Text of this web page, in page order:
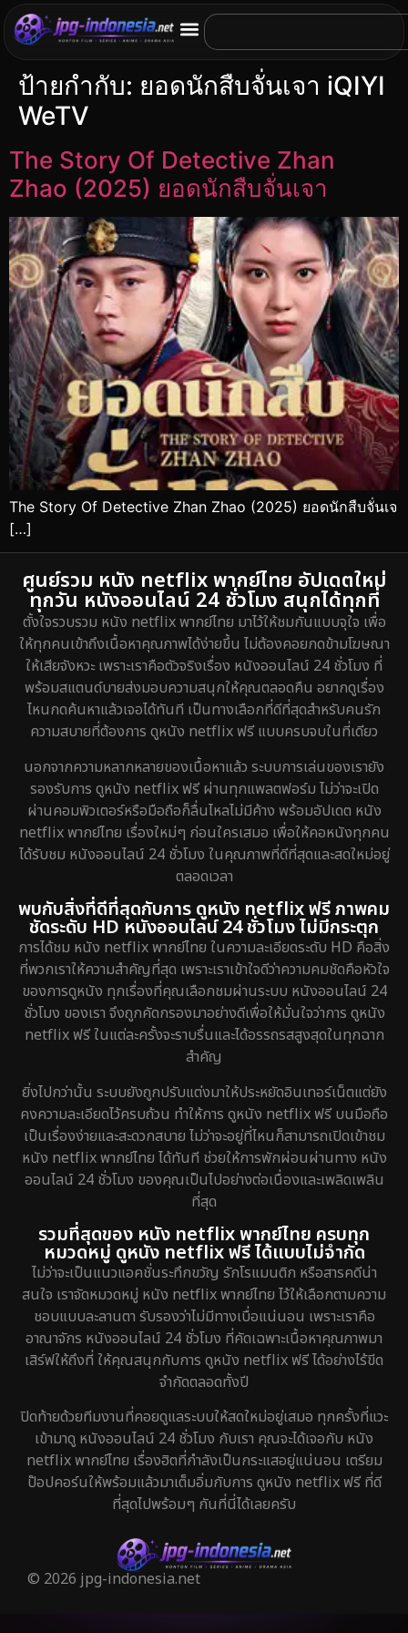
ป้ายกำกับ: ยอดนักสืบจั่นเจา iQIYI
WeTV
The Story Of Detective Zhan
Zhao (2025) ยอดนักสืบจั่นเจา
The Story Of Detective Zhan Zhao (2025) ยอดนักสืบจั่นเจ
[…]
ศูนย์รวม หนัง netflix พากย์ไทย อัปเดตใหม่
ทุกวัน หนังออนไลน์ 24 ชั่วโมง สนุกได้ทุกที่
ตั้งใจรวบรวม หนัง netflix พากย์ไทย มาไว้ให้ชมกันแบบจุใจ เพื่อ
ให้ทุกคนเข้าถึงเนื้อหาคุณภาพได้ง่ายขึ้น ไม่ต้องคอยกดข้ามโฆษณา
ให้เสียจังหวะ เพราะเราคือตัวจริงเรื่อง หนังออนไลน์ 24 ชั่วโมง ที่
พร้อมสแตนด์บายส่งมอบความสนุกให้คุณตลอดคืน อยากดูเรื่อง
ไหนกดค้นหาแล้วเจอได้ทันที เป็นทางเลือกที่ดีที่สุดสำหรับคนรัก
ความสบายที่ต้องการ ดูหนัง netflix ฟรี แบบครบจบในที่เดียว
นอกจากความหลากหลายของเนื้อหาแล้ว ระบบการเล่นของเรายัง
รองรับการ ดูหนัง netflix ฟรี ผ่านทุกแพลตฟอร์ม ไม่ว่าจะเปิด
ผ่านคอมพิวเตอร์หรือมือถือก็ลื่นไหลไม่มีค้าง พร้อมอัปเดต หนัง
netflix พากย์ไทย เรื่องใหม่ๆ ก่อนใครเสมอ เพื่อให้คอหนังทุกคน
ได้รับชม หนังออนไลน์ 24 ชั่วโมง ในคุณภาพที่ดีที่สุดและสดใหม่อยู่
ตลอดเวลา
พบกับสิ่งที่ดีที่สุดกับการ ดูหนัง netflix ฟรี ภาพคม
ชัดระดับ HD หนังออนไลน์ 24 ชั่วโมง ไม่มีกระตุก
การได้ชม หนัง netflix พากย์ไทย ในความละเอียดระดับ HD คือสิ่ง
ที่พวกเราให้ความสำคัญที่สุด เพราะเราเข้าใจดีว่าความคมชัดคือหัวใจ
ของการดูหนัง ทุกเรื่องที่คุณเลือกชมผ่านระบบ หนังออนไลน์ 24
ชั่วโมง ของเรา จึงถูกคัดกรองมาอย่างดีเพื่อให้มั่นใจว่าการ ดูหนัง
netflix ฟรี ในแต่ละครั้งจะราบรื่นและได้อรรถรสสูงสุดในทุกฉาก
สำคัญ
ยิ่งไปกว่านั้น ระบบยังถูกปรับแต่งมาให้ประหยัดอินเทอร์เน็ตแต่ยัง
คงความละเอียดไว้ครบถ้วน ทำให้การ ดูหนัง netflix ฟรี บนมือถือ
เป็นเรื่องง่ายและสะดวกสบาย ไม่ว่าจะอยู่ที่ไหนก็สามารถเปิดเข้าชม
หนัง netflix พากย์ไทย ได้ทันที ช่วยให้การพักผ่อนผ่านทาง หนัง
ออนไลน์ 24 ชั่วโมง ของคุณเป็นไปอย่างต่อเนื่องและเพลิดเพลิน
ที่สุด
รวมที่สุดของ หนัง netflix พากย์ไทย ครบทุก
หมวดหมู่ ดูหนัง netflix ฟรี ได้แบบไม่จำกัด
ไม่ว่าจะเป็นแนวแอคชั่นระทึกขวัญ รักโรแมนติก หรือสารคดีน่า
สนใจ เราจัดหมวดหมู่ หนัง netflix พากย์ไทย ไว้ให้เลือกตามความ
ชอบแบบละลานตา รับรองว่าไม่มีทางเบื่อแน่นอน เพราะเราคือ
อาณาจักร หนังออนไลน์ 24 ชั่วโมง ที่คัดเฉพาะเนื้อหาคุณภาพมา
เสิร์ฟให้ถึงที่ ให้คุณสนุกกับการ ดูหนัง netflix ฟรี ได้อย่างไร้ขีด
จำกัดตลอดทั้งปี
ปิดท้ายด้วยทีมงานที่คอยดูแลระบบให้สดใหม่อยู่เสมอ ทุกครั้งที่แวะ
เข้ามาดู หนังออนไลน์ 24 ชั่วโมง กับเรา คุณจะได้เจอกับ หนัง
netflix พากย์ไทย เรื่องฮิตที่กำลังเป็นกระแสอยู่แน่นอน เตรียม
ป๊อปคอร์นให้พร้อมแล้วมาเต็มอิ่มกับการ ดูหนัง netflix ฟรี ที่ดี
ที่สุดไปพร้อมๆ กันที่นี่ได้เลยครับ
© 2026 jpg-indonesia.net